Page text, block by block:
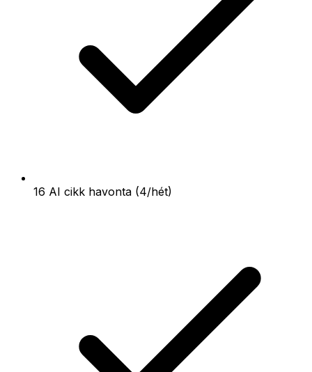
16 AI cikk havonta (4/hét)